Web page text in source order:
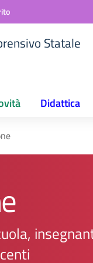
Statale
Didattica